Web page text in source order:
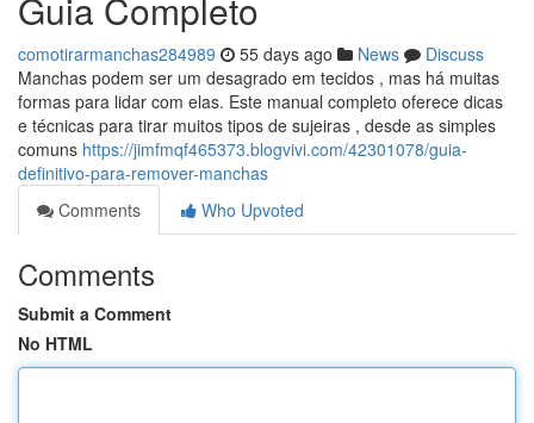
comotirarmanchas284989 55 days ago News
Discuss
Manchas podem ser um desagrado em tecidos , mas há muitas
formas para lidar com elas. Este manual completo oferece dicas
e técnicas para tirar muitos tipos de sujeiras , desde as simples
comuns https://jimfmqf465373.blogvivi.com/42301078/guia-
definitivo-para-remover-manchas
Comments
Who Upvoted
Comments
Submit a Comment
No HTML